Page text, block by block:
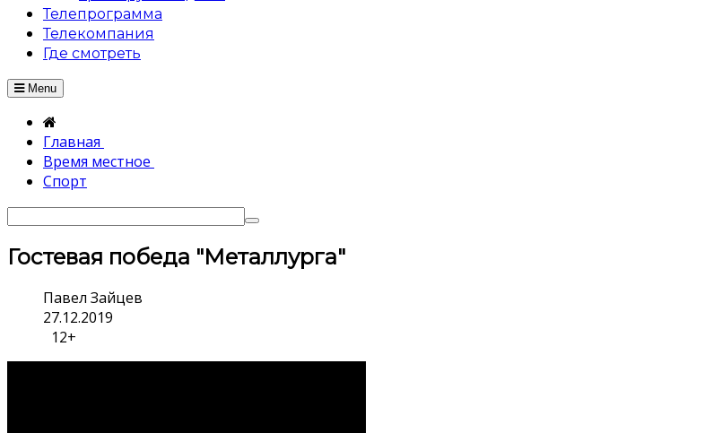
Телепрограмма
Телекомпания
Где смотреть
Menu
Главная
Время местное
Спорт
Гостевая победа "Металлурга"
Павел Зайцев
27.12.2019
12+